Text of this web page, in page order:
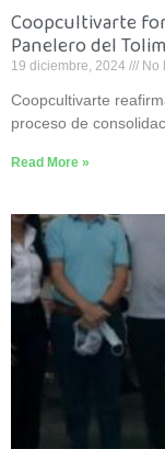
Coopcultivarte
Panelero del
19 diciembre, 2024 No
Coopcultivarte
proceso de
Read More »